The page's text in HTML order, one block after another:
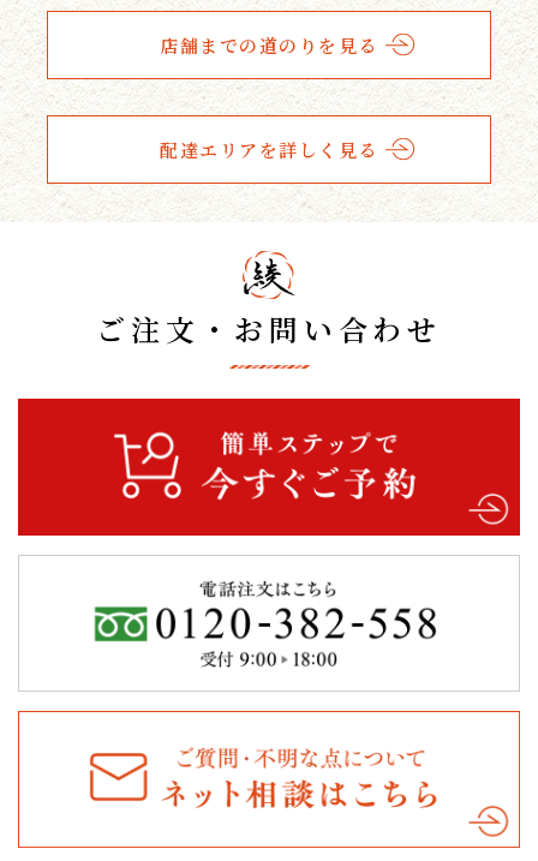
店舗までの道のりを見る
配達エリアを詳しく見る
ご注文・お問い合わせ